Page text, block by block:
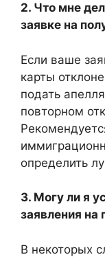
2. Что мне
заявке на
Если ваше
карты
подать
повторном
определить
3. Могу ли я
заявления на
В некоторых